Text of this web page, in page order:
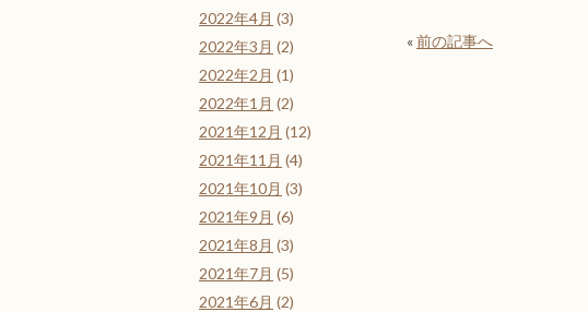
«前の記事へ
2022年4月 (3)
2022年3月 (2)
2022年2月 (1)
2022年1月 (2)
2021年12月 (12)
2021年11月 (4)
2021年10月 (3)
2021年9月 (6)
2021年8月 (3)
2021年7月 (5)
2021年6月 (2)